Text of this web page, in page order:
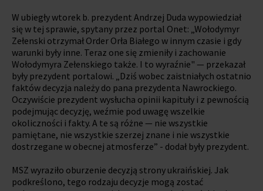
W ubiegły wtorek b. prezydent Andrzej Duda wypowiedział
się w tej sprawie, spytany przez portal Onet: „Wołodymyr
Zełenski otrzymał Order Orła Białego w innym czasie i gdy
warunki były inne. Teraz one się zmieniły i zachowanie
Wołodymyra Zełenskiego także. I to wyraźnie" — przekazał
były prezydent portalowi. „Dziś wobec zaistniałych ostatnio
faktów decyzja należy do pana prezydenta Nawrockiego.
Oczywiście prezydent wysłucha opinii kapituły i z pewnością
podejmując decyzję, weźmie pod uwagę wszelkie
okoliczności i fakty. A te są różne — nie wszystkie
pamiętane, nie wszystkie szerzej znane i nie wszystkie
dostrzegane w obecnej atmosferze” - dodał były prezydent.
MSZ wyraziło oburzenie decyzją strony ukraińskiej. Jak
podkreślono, tego rodzaju decyzje mogą zostać